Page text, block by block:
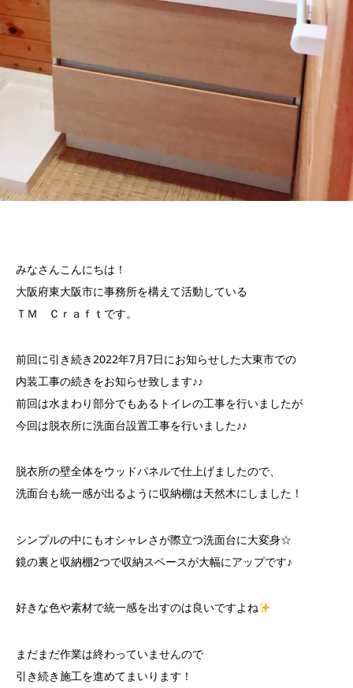
みなさんこんにちは！
大阪府東大阪市に事務所を構えて活動している
ＴＭ Ｃｒａｆｔです。
前回に引き続き2022年7月7日にお知らせした大東市での
内装工事の続きをお知らせ致します♪♪
前回は水まわり部分でもあるトイレの工事を行いましたが
今回は脱衣所に洗面台設置工事を行いました♪♪
脱衣所の壁全体をウッドパネルで仕上げましたので、
洗面台も統一感が出るように収納棚は天然木にしました！
シンプルの中にもオシャレさが際立つ洗面台に大変身☆
鏡の裏と収納棚2つで収納スペースが大幅にアップです♪
好きな色や素材で統一感を出すのは良いですよね
まだまだ作業は終わっていませんので
引き続き施工を進めてまいります！